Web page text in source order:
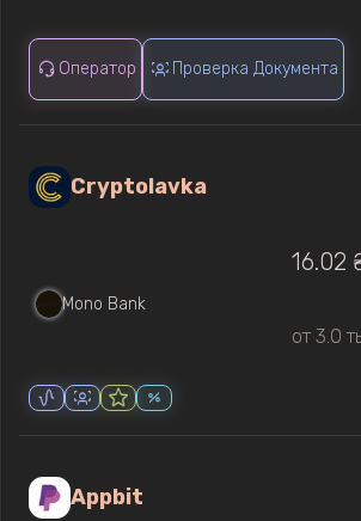
Оператор Проверка Документа
Cryptolavka
Mono Bank
16.02
от 3.0
Appbit